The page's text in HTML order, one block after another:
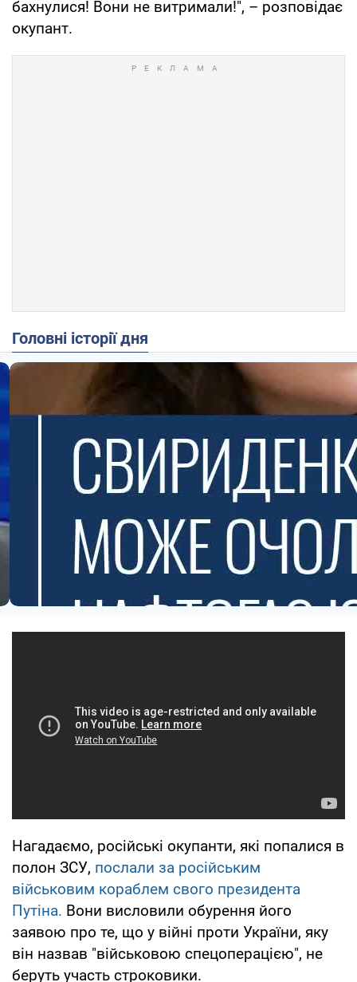
бахнулися! Вони не витримали!", – розповідає
окупант.
Головні історії дня
Нагадаємо, російські окупанти, які попалися в
полон ЗСУ, послали за російським
військовим кораблем свого президента
Путіна. Вони висловили обурення його
заявою про те, що у війні проти України, яку
він назвав "військовою спецоперацією", не
беруть участь строковики.